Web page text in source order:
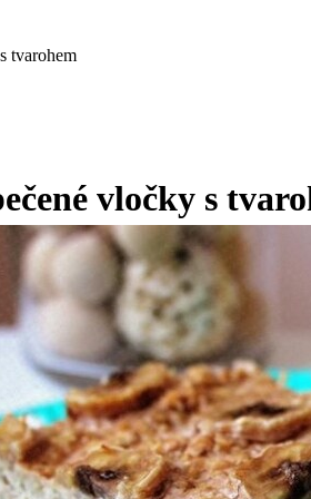
tvarohem
vločky s